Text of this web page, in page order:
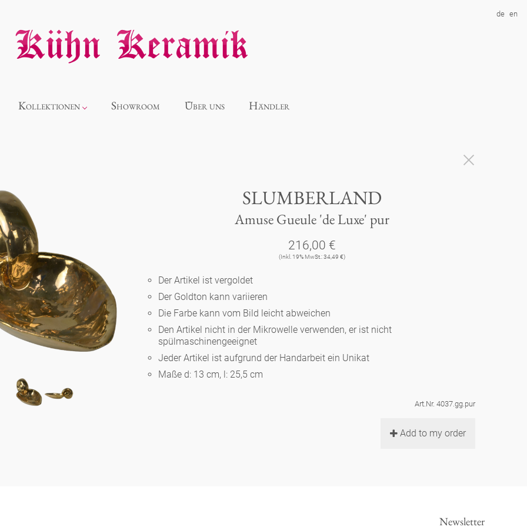
de en
Kollektionen
Panthéon
Souvenir
Berlin
Slumberland
Karlos
Showroom Über uns Händler
SLUMBERLAND
Amuse Gueule 'de Luxe' pur
216,00 €
(Inkl. 19% MwSt.: 34,49 €)
Der Artikel ist vergoldet
Der Goldton kann variieren
Die Farbe kann vom Bild leicht abweichen
Den Artikel nicht in der Mikrowelle verwenden, er ist nicht
spülmaschinengeeignet
Jeder Artikel ist aufgrund der Handarbeit ein Unikat
Maße d: 13 cm, l: 25,5 cm
Art.Nr. 4037.gg.pur
Add to my order
Newsletter